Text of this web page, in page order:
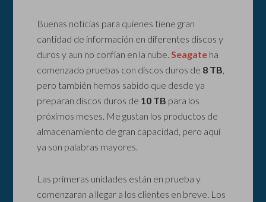
Buenas noticias para quienes tiene gran
cantidad de información en diferentes discos y
duros y aun no confían en la nube.Seagate ha
comenzado pruebas con discos duros de 8 TB,
pero también hemos sabido que desde ya
preparan discos duros de 10 TB para los
próximos meses. Me gustan los productos de
almacenamiento de gran capacidad, pero aquí
ya son palabras mayores.
Las primeras unidades están en prueba y
comenzaran a llegar a los clientes en breve. Los